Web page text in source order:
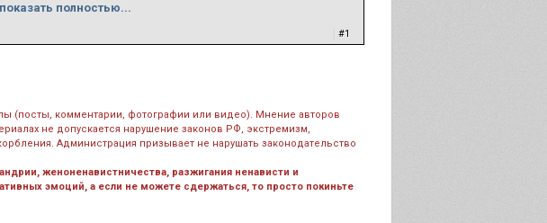
показать полностью...
#1
(посты, комментарии, фотографии или видео). Мнение авторов
не допускается нарушение законов РФ, экстремизм,
Администрация призывает не нарушать законодательство
женоненавистничества, разжигания ненависти и
эмоций, а если не можете сдержаться, то просто покиньте